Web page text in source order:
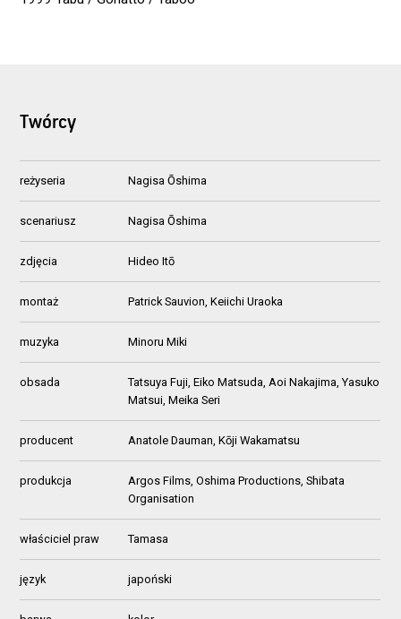
Twórcy
reżyseria Nagisa Ōshima
scenariusz Nagisa Ōshima
zdjęcia Hideo Itō
montaż Patrick Sauvion, Keiichi Uraoka
muzyka Minoru Miki
obsada
Tatsuya Fuji, Eiko Matsuda, Aoi Nakajima, Yasuko
Matsui, Meika Seri
producent Anatole Dauman, Kōji Wakamatsu
produkcja
Argos Films, Oshima Productions, Shibata
Organisation
właściciel praw Tamasa
język japoński